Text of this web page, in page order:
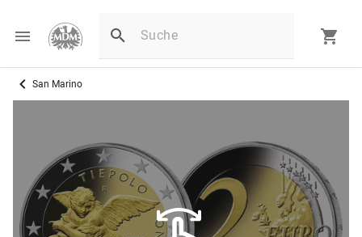
San Marino